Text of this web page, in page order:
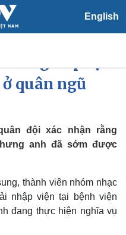
English
Tin 24h
Dự báo thời tiết
Việc làm
Biển đảo
quân ngũ
đội xác nhận rằng
anh đã sớm được
thành viên nhóm nhạc
nhập viện tại bệnh viện
đang thực hiện nghĩa vụ